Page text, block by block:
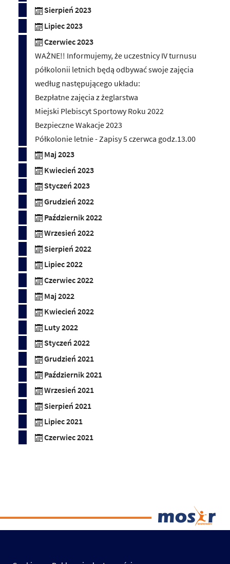
Sierpień 2023
Lipiec 2023
Czerwiec 2023
WAŻNE!! Informujemy, że uczestnicy IV turnusu
półkolonii letnich będą odbywać swoje zajęcia
według następującego układu:
Bezpłatne zajęcia z żeglarstwa
Miejski Plebiscyt Sportowy Roku 2022
Bezpieczne Wakacje 2023
Półkolonie letnie - Zapisy 5 czerwca godz.13.00
Maj 2023
Kwiecień 2023
Styczeń 2023
Grudzień 2022
Październik 2022
Wrzesień 2022
Sierpień 2022
Lipiec 2022
Czerwiec 2022
Maj 2022
Kwiecień 2022
Luty 2022
Styczeń 2022
Grudzień 2021
Październik 2021
Wrzesień 2021
Sierpień 2021
Lipiec 2021
Czerwiec 2021